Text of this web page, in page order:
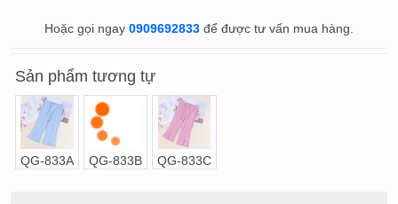
Hoặc gọi ngay 0909692833để được tư vấn mua hàng.
Sản phẩm tương tự
QG-833A QG-833B QG-833C